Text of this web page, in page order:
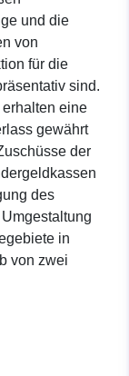
und die
von
für die
sind.
eine
gewährt
der
des
in
von zwei